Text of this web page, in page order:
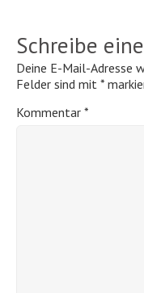
Schreibe
Deine E-Mail-Adresse
Felder sind mit *
Kommentar *